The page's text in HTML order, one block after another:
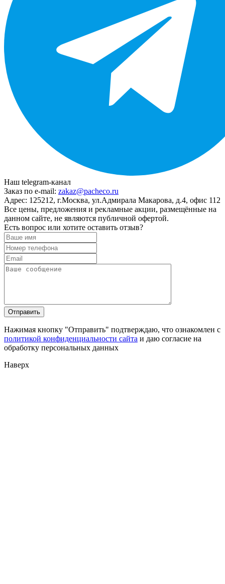
Наш telegram-канал
Заказ по e-mail: zakaz@pacheco.ru
Адрес: 125212, г.Москва, ул.Адмирала Макарова, д.4, офис 112
Все цены, предложения и рекламные акции, размещённые на
данном сайте, не являются публичной офертой.
Есть вопрос или хотите оставить отзыв?
Нажимая кнопку "Отправить" подтверждаю, что ознакомлен с
политикой конфиденциальности сайта и даю согласие на
обработку персональных данных
Наверх